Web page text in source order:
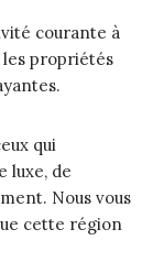
courante à
propriétés
qui
luxe, de
Nous vous
cette région